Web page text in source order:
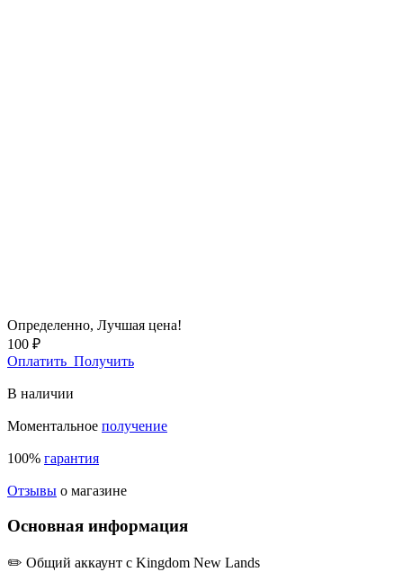
Определенно, Лучшая цена!
100 ₽
Оплатить Получить
В наличии
Моментальное получение
100% гарантия
Отзывы о магазине
Основная информация
✏️ Общий аккаунт с Kingdom New Lands